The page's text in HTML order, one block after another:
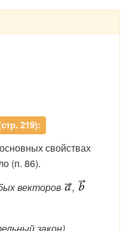
219):
свойствах
(п. 86).
векторов
,